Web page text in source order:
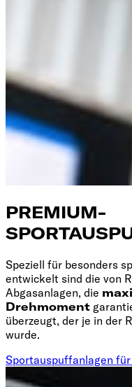
PREMIUM-
Speziell für besonders
entwickelt sind die von
Abgasanlagen, die
Drehmoment
überzeugt, der je in der
wurde.
Sportauspuffanlagen